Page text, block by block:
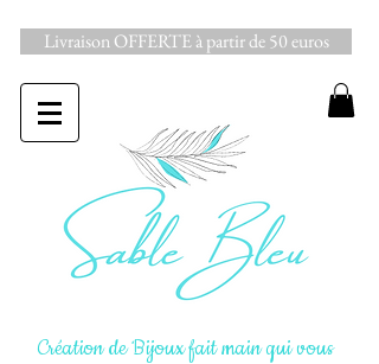
Livraison OFFERTE à partir de 50 euros
Création de Bijoux fait main qui vous